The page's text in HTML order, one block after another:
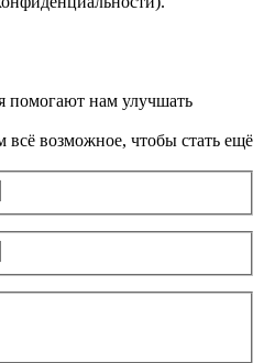
помогают нам улучшать
возможное, чтобы стать ещё